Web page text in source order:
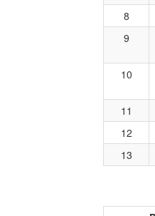
8
9
10
11
12
13